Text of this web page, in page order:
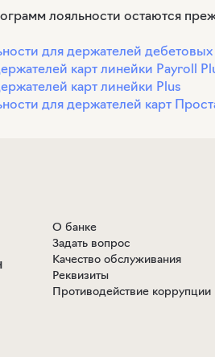
лояльности остаются
для держателей
карт линейки Payroll
карт линейки Plus
для держателей карт
О банке
Задать вопрос
Качество обслуживания
Реквизиты
Противодействие коррупции